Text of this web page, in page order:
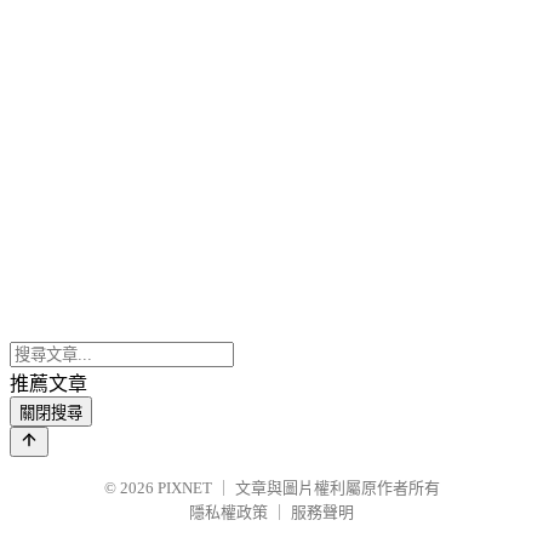
推薦文章
關閉搜尋
© 2026 PIXNET
文章與圖片權利屬原作者所有
隱私權政策
服務聲明